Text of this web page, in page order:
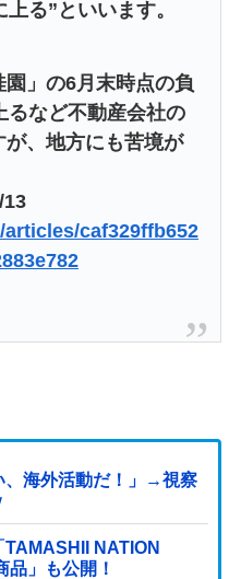
る”といいます。
」の6月末時点の負
るなど不動産会社の
、地方にも苦境が
13
caf329ffb652
、海外活動だ！」→視察
TAMASHII NATION
」も公開！